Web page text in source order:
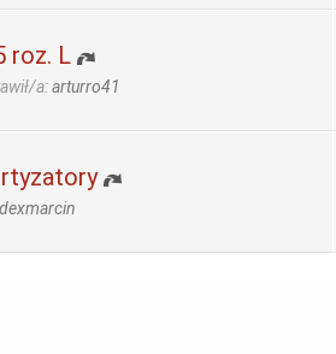
roz. L
a:arturro41
dexmarcin